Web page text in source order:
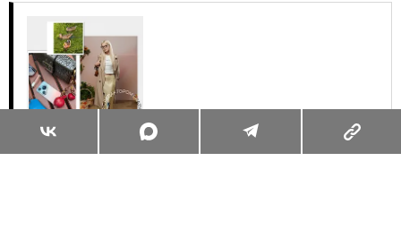
Суперзум: главные моменты лета в